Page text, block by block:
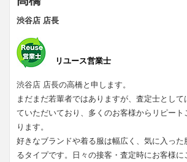
渋谷店 店長
リユース営業士
渋谷店 店長の高橋と申します。
まだまだ若輩者ではありますが、査定士とし
ていただいており、多くのお客様からリピート
ります。
好きなブランドや着る服は幅広く、気に入った
るタイプです。日々の接客・査定時にお客様に